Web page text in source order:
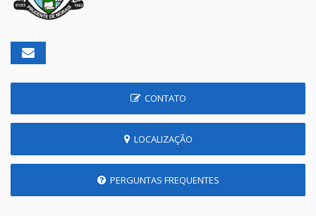
CONTATO
LOCALIZAÇÃO
PERGUNTAS FREQUENTES